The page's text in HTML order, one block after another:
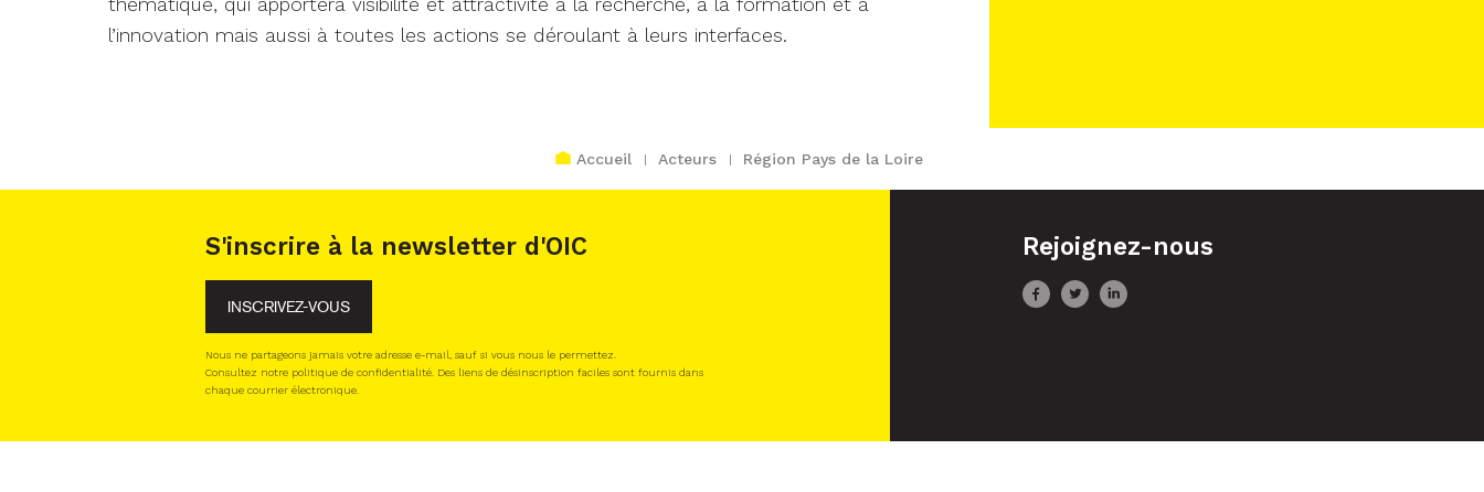
thématique, qui apportera visibilité et attractivité à la recherche, à la formation et à
l’innovation mais aussi à toutes les actions se déroulant à leurs interfaces.
Accueil Acteurs Région Pays de la Loire
S'inscrire à la newsletter d'OIC
INSCRIVEZ-VOUS
Nous ne partageons jamais votre adresse e-mail, sauf si vous nous le permettez.
Consultez notre politique de confidentialité. Des liens de désinscription faciles sont fournis dans
chaque courrier électronique.
Rejoignez-nous